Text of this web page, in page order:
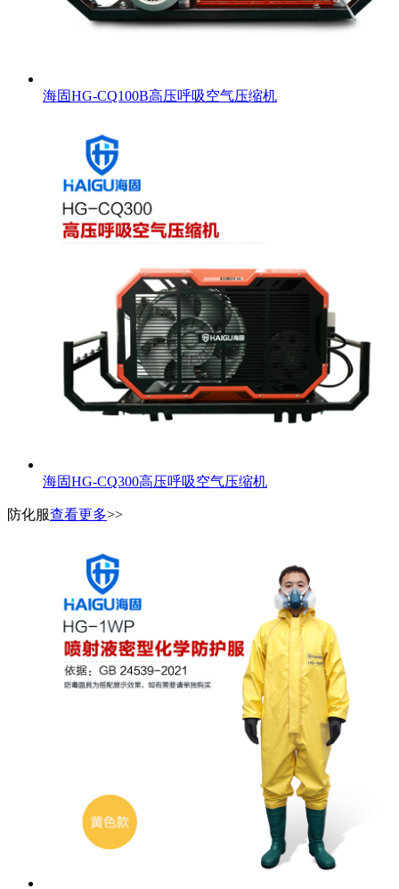
海固HG-CQ100B高压呼吸空气压缩机
海固HG-CQ300高压呼吸空气压缩机
防化服查看更多>>